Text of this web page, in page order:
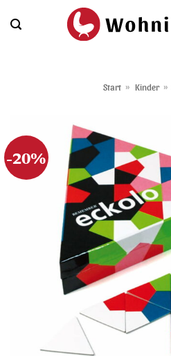
Inhalt
Start » Kinder »
-20%